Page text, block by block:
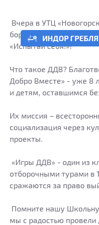
ИНДОР ГРЕБЛЯ
Вчера в УТЦ
борьба за медали на
«Испытай себя!»!
Что такое ДДВ?
Добро Вместе» - уже 8
и детям, оставшимся
Их миссия –
социализация через
проекты.
«Игры ДДВ» - один из
отборочными турами в
сражаются за право
Помните нашу
мы с радостью провели